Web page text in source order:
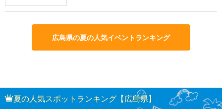
広島県の夏の人気イベントランキング
夏の人気スポットランキング【広島県】